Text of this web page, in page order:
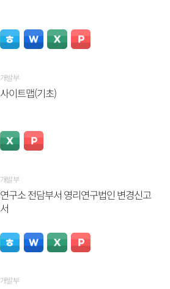
개발부
사이트맵(기초)
개발부
연구소 전담부서 영리연구법인 변경신고
서
개발부